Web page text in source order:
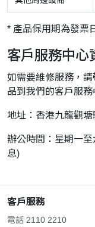
* 產品保用期為發票
客戶服務中心
如需要維修服務，
品到我們的客戶服務
地址：香港九龍觀
辦公時間：星期一
息)
客戶服務
電話 2110 2210